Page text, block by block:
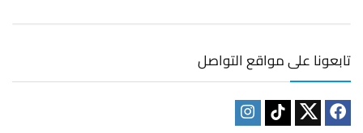
تابعونا على مواقع التواصل